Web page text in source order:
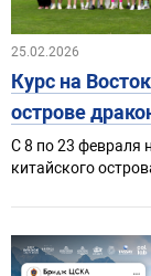
25.02.2026
Курс на
острове
С 8 по 23 февраля
китайского